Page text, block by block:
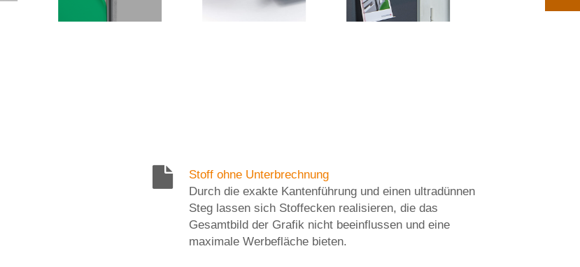
Stoff ohne Unterbrechnung
Durch die exakte Kantenführung und einen ultradünnen
Steg lassen sich Stoffecken realisieren, die das
Gesamtbild der Grafik nicht beeinflussen und eine
maximale Werbefläche bieten.